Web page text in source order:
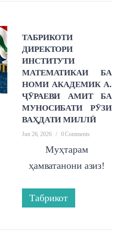
ТАБРИКОТИ
ДИРЕКТОРИ
ИНСТИТУТИ
МАТЕМАТИКАИ БА
НОМИ АКАДЕМИК А.
ҶӮРАЕВИ АМИТ БА
МУНОСИБАТИ РӮЗИ
ВАҲДАТИ МИЛЛӢ
Jun 26, 2026 / 0 Comments
Муҳтарам
ҳамватанони азиз!
Табрикот